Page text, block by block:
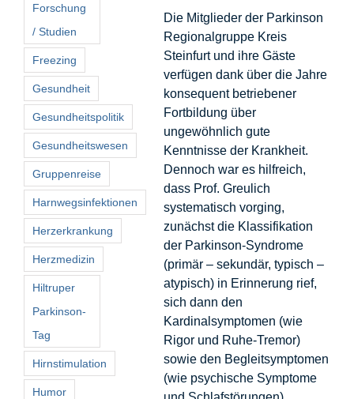
Die Mitglieder der Parkinson
Regionalgruppe Kreis
Steinfurt und ihre Gäste
verfügen dank über die Jahre
konsequent betriebener
Fortbildung über
ungewöhnlich gute
Kenntnisse der Krankheit.
Dennoch war es hilfreich,
dass Prof. Greulich
systematisch vorging,
zunächst die Klassifikation
der Parkinson-Syndrome
(primär – sekundär, typisch –
atypisch) in Erinnerung rief,
sich dann den
Kardinalsymptomen (wie
Rigor und Ruhe-Tremor)
sowie den Begleitsymptomen
(wie psychische Symptome
Forschung
/ Studien
Freezing
Gesundheit
Gesundheitspolitik
Gesundheitswesen
Gruppenreise
Harnwegsinfektionen
Herzerkrankung
Herzmedizin
Hiltruper
Parkinson-
Tag
Hirnstimulation
Humor